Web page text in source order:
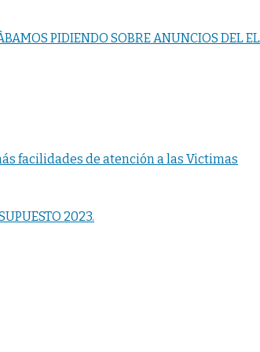
PIDIENDO SOBRE ANUNCIOS DEL
facilidades de atención a las Victimas
2023.